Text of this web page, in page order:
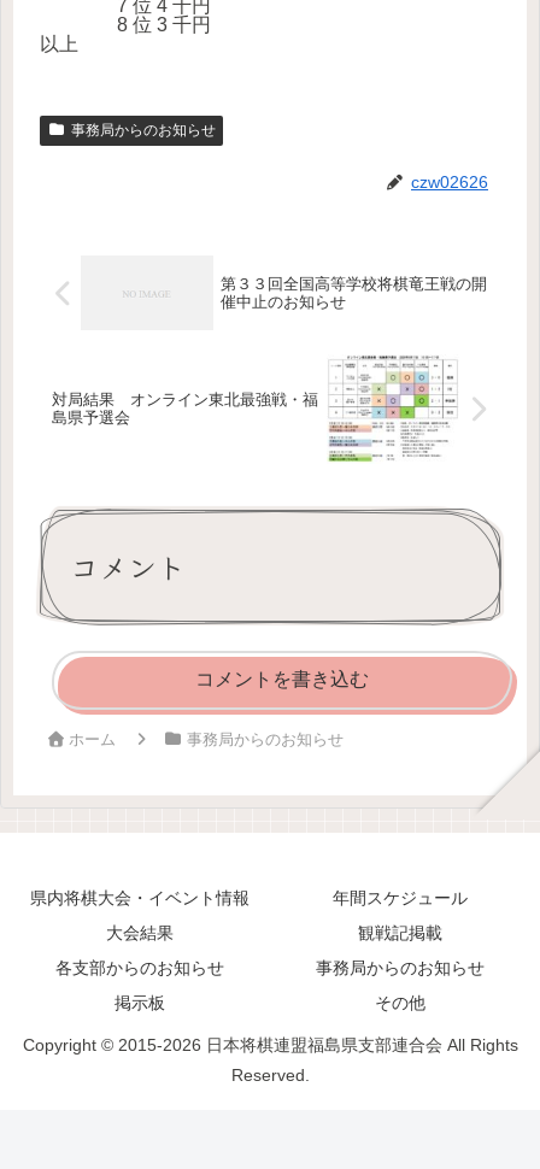
7 位 4 千円
8 位 3 千円
以上
事務局からのお知らせ
czw02626
第３３回全国高等学校将棋竜王戦の開
催中止のお知らせ
対局結果 オンライン東北最強戦・福
島県予選会
コメント
コメントを書き込む
ホーム 事務局からのお知らせ
県内将棋大会・イベント情報
年間スケジュール
大会結果
観戦記掲載
各支部からのお知らせ
事務局からのお知らせ
掲示板
その他
Copyright © 2015-2026 日本将棋連盟福島県支部連合会 All Rights
Reserved.